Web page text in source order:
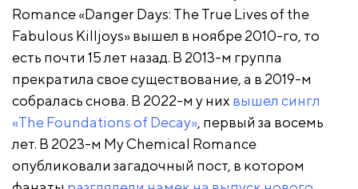
Romance «Danger Days: The True Lives of the
Fabulous Killjoys» вышел в ноябре 2010-го, то
есть почти 15 лет назад. В 2013-м группа
прекратила свое существование, а в 2019-м
собралась снова. В 2022-м у них вышел сингл
«The Foundations of Decay», первый за восемь
лет. В 2023-м My Chemical Romance
опубликовали загадочный пост, в котором